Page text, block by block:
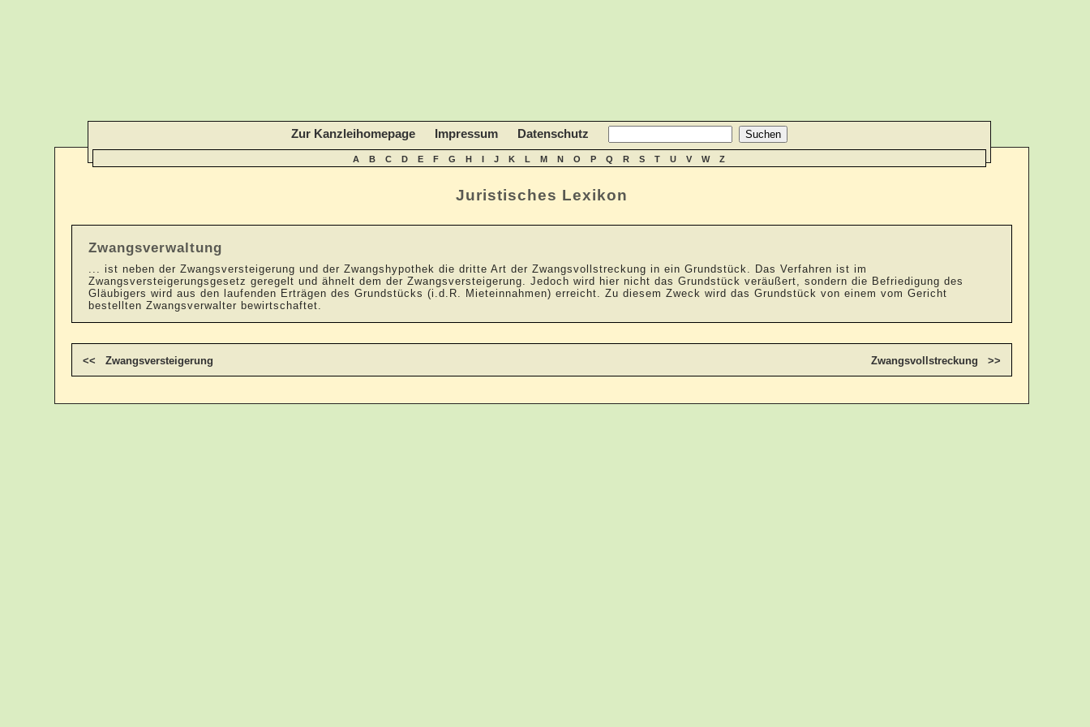
Juristisches Lexikon
Zur Kanzleihomepage Impressum Datenschutz
A B C D E F G H I J K L M N O P Q R S T U V W Z
Zwangsverwaltung
... ist neben der Zwangsversteigerung und der Zwangshypothek die dritte Art der Zwangsvollstreckung in ein Grundstück. Das Verfahren ist im
Zwangsversteigerungsgesetz geregelt und ähnelt dem der Zwangsversteigerung. Jedoch wird hier nicht das Grundstück veräußert, sondern die Befriedigung des
Gläubigers wird aus den laufenden Erträgen des Grundstücks (i.d.R. Mieteinnahmen) erreicht. Zu diesem Zweck wird das Grundstück von einem vom Gericht
bestellten Zwangsverwalter bewirtschaftet.
<< Zwangsversteigerung Zwangsvollstreckung >>